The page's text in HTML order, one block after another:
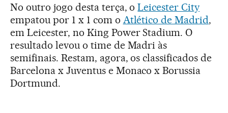
No outro jogo desta terça, oLeicester City
empatou por 1 x 1 com o Atlético de Madrid,
em Leicester, no King Power Stadium. O
resultado levou o time de Madri às
semifinais. Restam, agora, os classificados de
Barcelona x Juventus e Monaco x Borussia
Dortmund.